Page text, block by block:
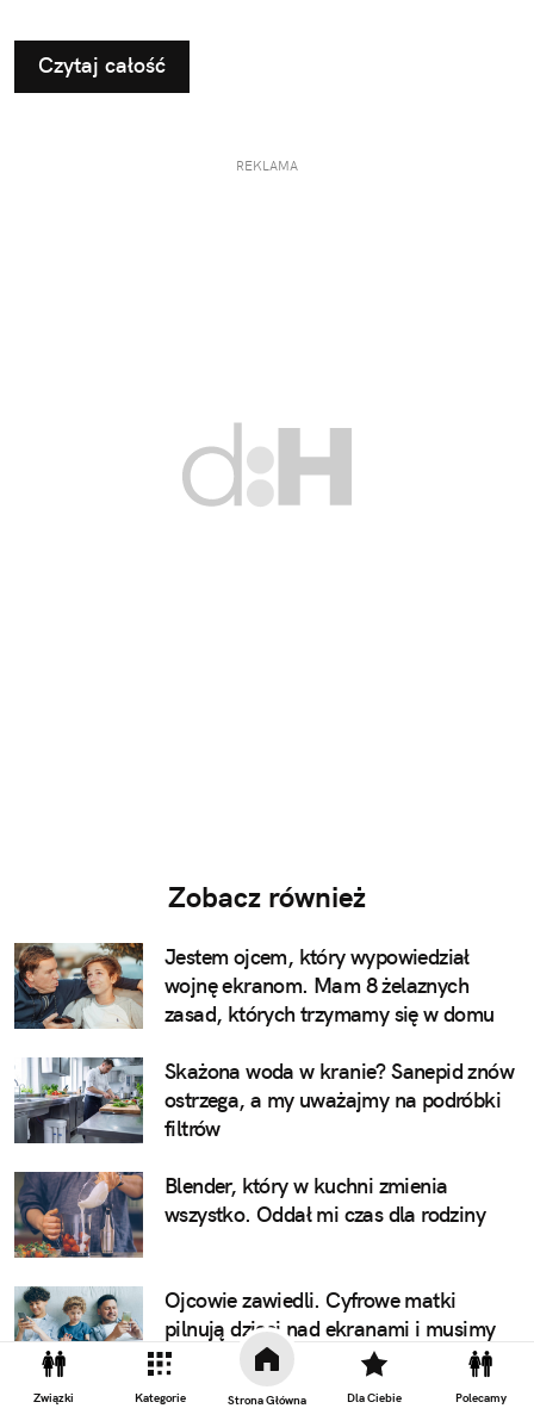
Związki Kategorie Strona Główna Dla Ciebie Polecamy
Czytaj całość
REKLAMA
Zobacz również
Jestem ojcem, który wypowiedział
wojnę ekranom. Mam 8 żelaznych
zasad, których trzymamy się w domu
Skażona woda w kranie? Sanepid znów
ostrzega, a my uważajmy na podróbki
filtrów
Blender, który w kuchni zmienia
wszystko. Oddał mi czas dla rodziny
Ojcowie zawiedli. Cyfrowe matki
pilnują dzieci nad ekranami i musimy
coś zrobić, by to naprawić